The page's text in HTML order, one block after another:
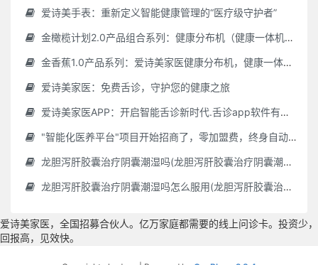
爱诗美手表：重新定义智能健康管理的“医疗级守护者”
金橄榄计划2.0产品组合系列：健康分布机（健康一体机）+慢病管理系统，可落地在健康小屋，社区服务中心等等
金香蕉1.0产品系列：爱诗美家医健康分布机，健康一体机，社区服务中心，药店，健康小屋都需要
爱诗美家医：免费舌诊，守护您的健康之旅
爱诗美家医APP：开启智能舌诊新时代.舌诊app软件有哪些 好用的舌诊app大全
"智能化医养平台"项目开始招商了，零加盟费，终身自动赚钱
龙胆泻肝胶囊治疗阴囊潮湿吗(龙胆泻肝胶囊治疗阴囊潮湿吗怎么服用)
龙胆泻肝胶囊治疗阴囊潮湿吗怎么服用(龙胆泻肝胶囊治疗阴囊潮湿吗怎么服用效果好)
爱诗美家医，全国招募合伙人。亿万家庭都需要的线上问诊卡。投资少，
回报高，见效快。